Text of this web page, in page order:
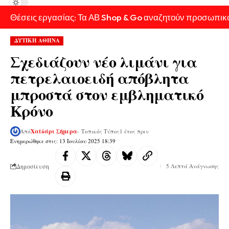
Θέσεις εργασίας: Τα ΑΒ Shop & Go αναζητούν
ΔΥΤΙΚΗ ΑΘΗΝΑ
Σχεδιάζουν νέο λιμάνι για
πετρελαιοειδή απόβλητα
μπροστά στον εμβληματικό
Κρόνο
Ενημερώθηκε στις: 13 Ιουλίου 2025 18:39
ΑπόΧαϊδάρι Σήμερα- Τοπικός Τύπος 1 έτος πριν
Δημοσίευση 5 Λεπτά Ανάγνωσης